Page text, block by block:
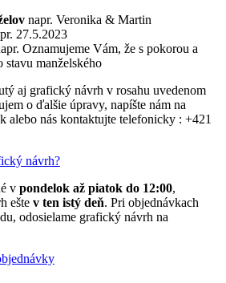
napr. Veronika & Martin
27.5.2023
Oznamujeme Vám, že s pokorou a
stavu manželského
aj grafický návrh v rosahu uvedenom
o ďalšie úpravy, napíšte nám na
alebo nás kontaktujte telefonicky : +421
návrh?
v pondelok až piatok do 12:00,
ešte v ten istý deň. Pri objednávkach
odosielame grafický návrh na